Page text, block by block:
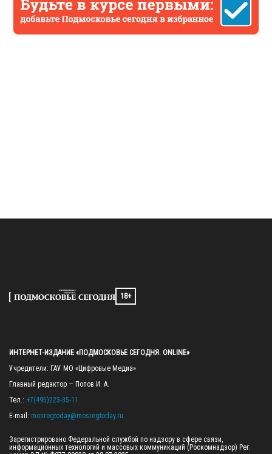
18+
ИНТЕРНЕТ-ИЗДАНИЕ «ПОДМОСКОВЬЕ СЕГОДНЯ. ONLINE»
Учредители: ГАУ МО «Цифровые Медиа»
Главный редактор — Попов И. А.
Тел.: +7(495)223-35-11
E-mail: mosregtoday@mosregtoday.ru
Зарегистрировано Федеральной службой по надзору в сфере связи,
информационных технологий и массовых коммуникаций (Роскомнадзор) Рег.